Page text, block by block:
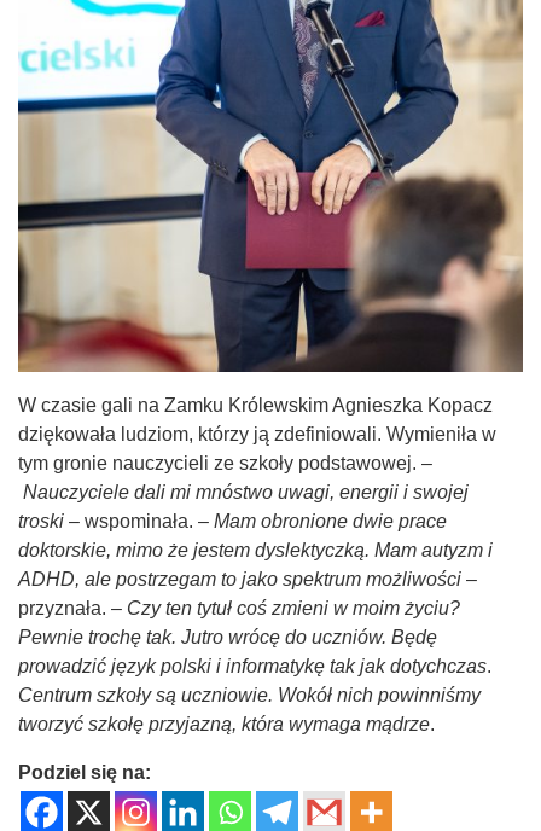
W czasie gali na Zamku Królewskim Agnieszka Kopacz
dziękowała ludziom, którzy ją zdefiniowali. Wymieniła w
tym gronie nauczycieli ze szkoły podstawowej. –
Nauczyciele dali mi mnóstwo uwagi, energii i swojej
troski – wspominała. – Mam obronione dwie prace
doktorskie, mimo że jestem dyslektyczką. Mam autyzm i
ADHD, ale postrzegam to jako spektrum możliwości –
przyznała. – Czy ten tytuł coś zmieni w moim życiu?
Pewnie trochę tak. Jutro wrócę do uczniów. Będę
prowadzić język polski i informatykę tak jak dotychczas.
Centrum szkoły są uczniowie. Wokół nich powinniśmy
tworzyć szkołę przyjazną, która wymaga mądrze.
Podziel się na: